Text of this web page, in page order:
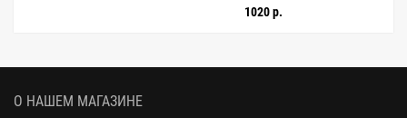
О НАШЕМ МАГАЗИНЕ